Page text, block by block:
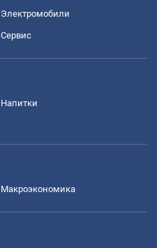
Электромобили
Сервис
Напитки
Mакроэкономика